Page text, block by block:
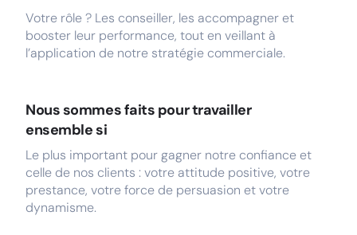
Votre rôle ? Les conseiller, les accompagner et
booster leur performance, tout en veillant à
l’application de notre stratégie commerciale.
Nous sommes faits pour travailler
ensemble si
Le plus important pour gagner notre confiance et
celle de nos clients : votre attitude positive, votre
prestance, votre force de persuasion et votre
dynamisme.